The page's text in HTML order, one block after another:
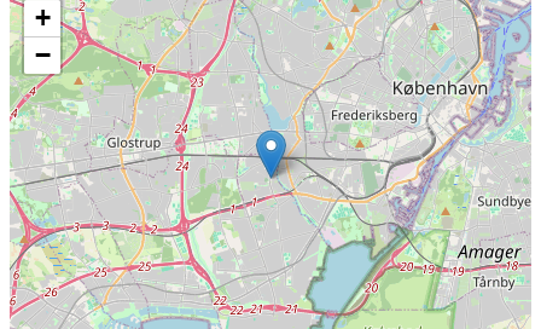
Artikler om sprog
Database med sprogfejl
+
−